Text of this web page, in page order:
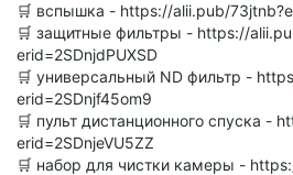
🛒 вспышка - https://alii.pub/
🛒 защитные фильтры - https://
erid=2SDnjdPUXSD
🛒 универсальный ND фильтр -
erid=2SDnjf45om9
🛒 пульт дистанционного спуска -
erid=2SDnjeVU5ZZ
🛒 набор для чистки камеры -